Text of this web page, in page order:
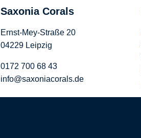
Saxonia Corals
Ernst-Mey-Straße 20
04229 Leipzig
0172 700 68 43
info@saxoniacorals.de